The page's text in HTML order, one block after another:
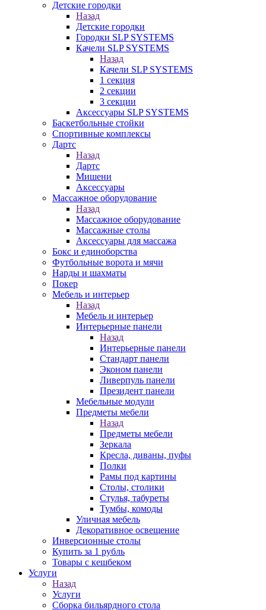
Детские городки
Назад
Детские городки
Городки SLP SYSTEMS
Качели SLP SYSTEMS
Назад
Качели SLP SYSTEMS
1 секция
2 секции
3 секции
Аксессуары SLP SYSTEMS
Баскетбольные стойки
Спортивные комплексы
Дартс
Назад
Дартс
Мишени
Аксессуары
Массажное оборудование
Назад
Массажное оборудование
Массажные столы
Аксессуары для массажа
Бокс и единоборства
Футбольные ворота и мячи
Нарды и шахматы
Покер
Мебель и интерьер
Назад
Мебель и интерьер
Интерьерные панели
Назад
Интерьерные панели
Стандарт панели
Эконом панели
Ливерпуль панели
Президент панели
Мебельные модули
Предметы мебели
Назад
Предметы мебели
Зеркала
Кресла, диваны, пуфы
Полки
Рамы под картины
Столы, столики
Стулья, табуреты
Тумбы, комоды
Уличная мебель
Декоративное освещение
Инверсионные столы
Купить за 1 рубль
Товары с кешбеком
Услуги
Назад
Услуги
Сборка бильярдного стола